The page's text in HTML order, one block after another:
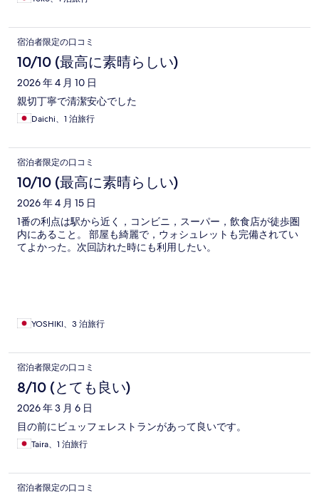
宿泊者限定の口コミ
10/10 (最高に素晴らしい)
2026 年 4 月 10 日
親切丁寧で清潔安心でした
Daichi、1 泊旅行
宿泊者限定の口コミ
10/10 (最高に素晴らしい)
2026 年 4 月 15 日
1番の利点は駅から近く，コンビニ，スーパー，飲食店が徒歩圏
内にあること。 部屋も綺麗で，ウォシュレットも完備されてい
てよかった。次回訪れた時にも利用したい。
YOSHIKI、3 泊旅行
宿泊者限定の口コミ
8/10 (とても良い)
2026 年 3 月 6 日
目の前にビュッフェレストランがあって良いです。
Taira、1 泊旅行
宿泊者限定の口コミ